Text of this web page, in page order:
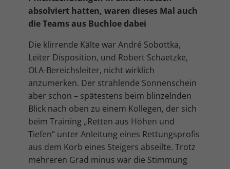
absolviert hatten, waren dieses Mal auch
die Teams aus Buchloe dabei
Die klirrende Kälte war André Sobottka,
Leiter Disposition, und Robert Schaetzke,
OLA-Bereichsleiter, nicht wirklich
anzumerken. Der strahlende Sonnenschein
aber schon – spätestens beim blinzelnden
Blick nach oben zu einem Kollegen, der sich
beim Training „Retten aus Höhen und
Tiefen“ unter Anleitung eines Rettungsprofis
aus dem Korb eines Steigers abseilte. Trotz
mehreren Grad minus war die Stimmung
Cookie-Informationen anzeigen
Marketing (4)
Marketing-Cookies werden von Drittanbietern oder Publishern
verwendet, um personalisierte Werbung anzuzeigen. Sie tun dies, indem
sie Besucher über Websites hinweg verfolgen.
Cookie-Informationen anzeigen
Externe Medien (5)
Inhalte von Videoplattformen und Social-Media-Plattformen werden
standardmäßig blockiert. Wenn Cookies von externen Medien akzeptiert
werden, bedarf der Zugriff auf diese Inhalte keiner manuellen
Einwilligung mehr.
Cookie-Informationen anzeigen